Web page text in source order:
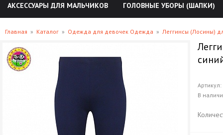
АКСЕССУАРЫ ДЛЯ МАЛЬЧИКОВ ГОЛОВНЫЕ УБОРЫ (ШАПКИ)
Главная » Каталог » Одежда для девочек Одежда » Леггинсы (Лосины)
Артикул:
В